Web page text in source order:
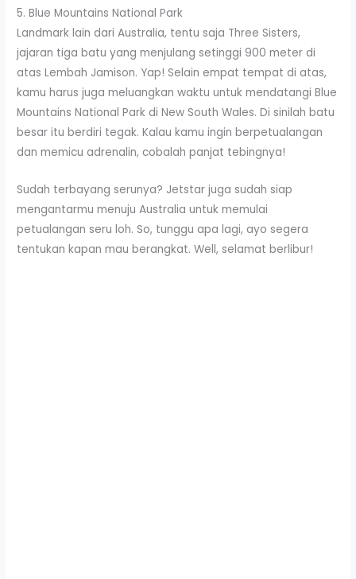
5. Blue Mountains National Park
Landmark lain dari Australia, tentu saja Three Sisters,
jajaran tiga batu yang menjulang setinggi 900 meter di
atas Lembah Jamison. Yap! Selain empat tempat di atas,
kamu harus juga meluangkan waktu untuk mendatangi Blue
Mountains National Park di New South Wales. Di sinilah batu
besar itu berdiri tegak. Kalau kamu ingin berpetualangan
dan memicu adrenalin, cobalah panjat tebingnya!
Sudah terbayang serunya? Jetstar juga sudah siap
mengantarmu menuju Australia untuk memulai
petualangan seru loh. So, tunggu apa lagi, ayo segera
tentukan kapan mau berangkat. Well, selamat berlibur!